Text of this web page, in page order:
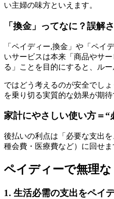
い主婦の味方といえます。
「換金」ってなに？誤解
「ペイディー,換金」や「ペイ
いサービスは本来「商品やサ
る」ことを目的にすると、ル
ではどう考えるのが安全でし
を乗り切る実質的な効果が期
家計にやさしい使い方＝
後払いの利点は「必要な支出
種会費・医療費など）に回せ
ペイディーで無理
1. 生活必需の支出をペイ